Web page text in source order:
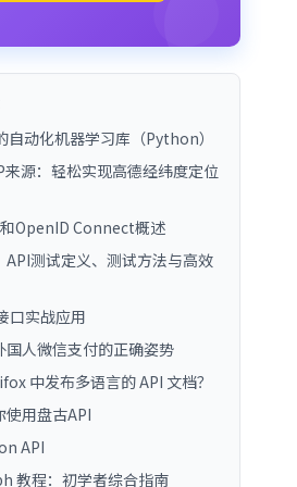
自动化机器学习库（Python）
来源：轻松实现高德经纬度定位
OpenID Connect概述
API测试定义、测试方法与高效
口实战应用
国人微信支付的正确姿势
中发布多语言的 API 文档？
使用盘古API
API
教程：初学者综合指南